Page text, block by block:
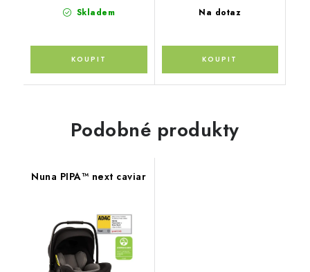
Skladem Na dotaz
Podobné produkty
Nuna PIPA™ next caviar